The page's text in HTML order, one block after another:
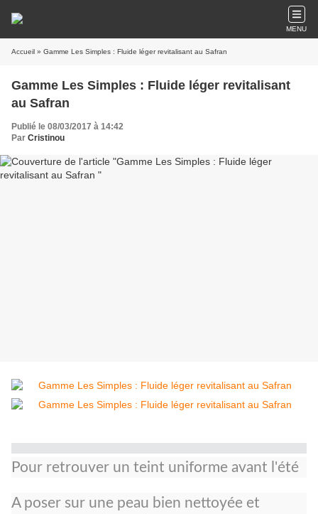
MENU
Accueil » Gamme Les Simples : Fluide léger revitalisant au Safran
Gamme Les Simples : Fluide léger revitalisant
au Safran
Publié le 08/03/2017 à 14:42
Par Cristinou
Pour retrouver un teint uniforme avant l'été
A poser sur une peau bien nettoyée et